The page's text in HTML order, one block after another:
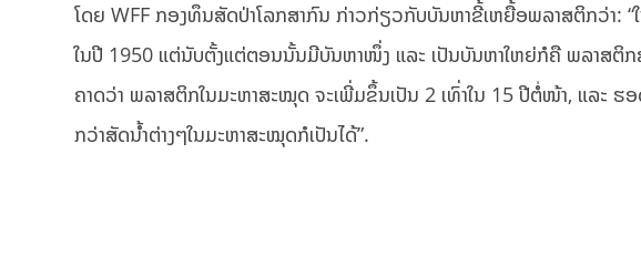
ໂດຍ WFF ກອງທຶນສັດປ່າໂລກສາກົນ ກ່າວກ່ຽວກັບບັນຫາຂີ້ເຫຍື້ອພລາສຕິກວ່າ:
ໃນປີ 1950 ແຕ່ນັບຕັ້ງແຕ່ຕອນນັ້ນມີບັນຫາໜຶ່ງ ແລະ ເປັນບັນຫາໃຫຍ່ກໍຄື ພລາສຕິ
ຄາດວ່າ ພລາສຕິກ​ໃນ​ມະຫາ​ສະໝຸດ​ ຈະ​ເພີ່ມ​ຂຶ້ນ​ເປັນ ​2 ເທົ່າ​ໃນ 15 ປີ​ຕໍ່ໜ້າ, ​ແລະ
ກວ່າ​ສັດນໍ້າຕ່າງໆໃນມະຫາສະໝຸດກໍເປັນໄດ້”.